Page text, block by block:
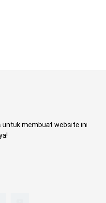
untuk membuat website ini